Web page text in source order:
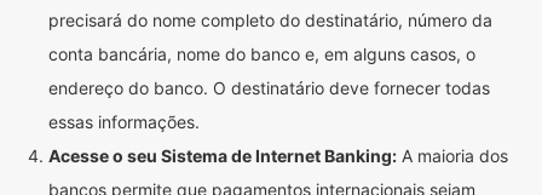
precisará do nome completo do destinatário, número da
conta bancária, nome do banco e, em alguns casos, o
endereço do banco. O destinatário deve fornecer todas
essas informações.
Acesse o seu Sistema de Internet Banking: A maioria dos
bancos permite que pagamentos internacionais sejam